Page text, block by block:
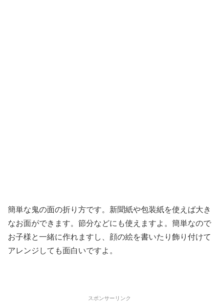
簡単な鬼の面の折り方です。新聞紙や包装紙を使えば大き
なお面ができます。節分などにも使えますよ。簡単なので
お子様と一緒に作れますし、顔の絵を書いたり飾り付けて
アレンジしても面白いですよ。
スポンサーリンク